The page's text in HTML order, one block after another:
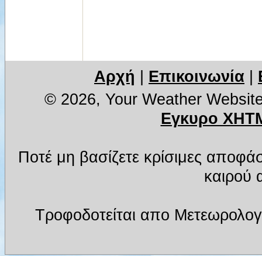
Αρχή Επικοινωνία
© 2026, Your Weather
Εγκυρο
Ποτέ μη βασίζετε κρίσιμες
καιρού
Τροφοδοτείται απο